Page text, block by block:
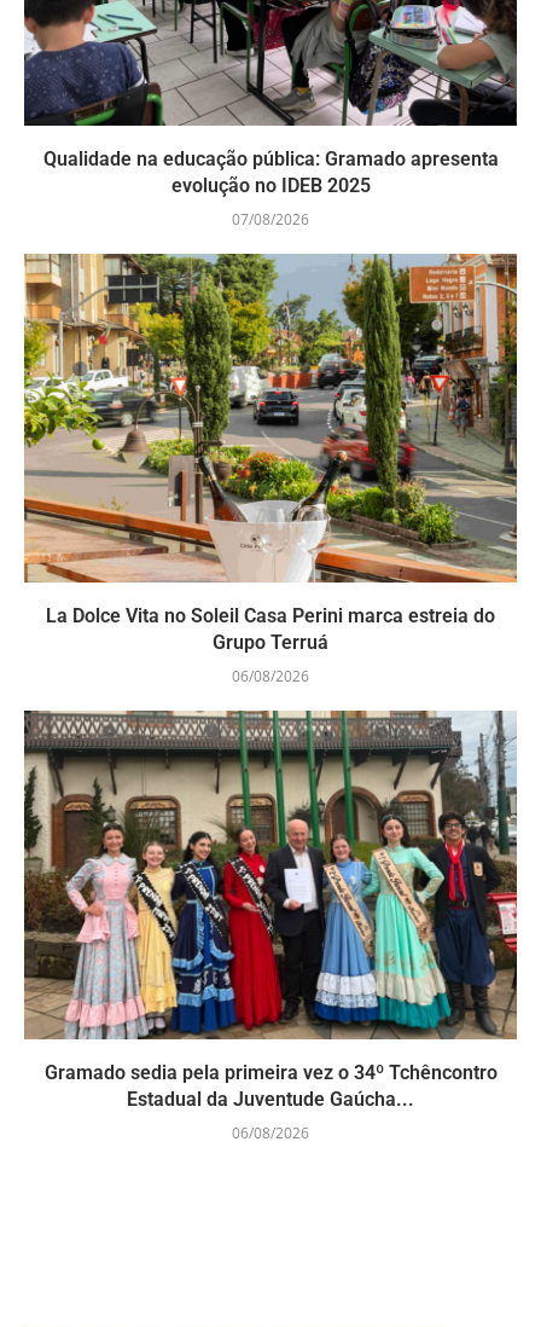
Qualidade na educação pública: Gramado apresenta
evolução no IDEB 2025
07/08/2026
La Dolce Vita no Soleil Casa Perini marca estreia do
Grupo Terruá
06/08/2026
Gramado sedia pela primeira vez o 34º Tchêncontro
Estadual da Juventude Gaúcha...
06/08/2026